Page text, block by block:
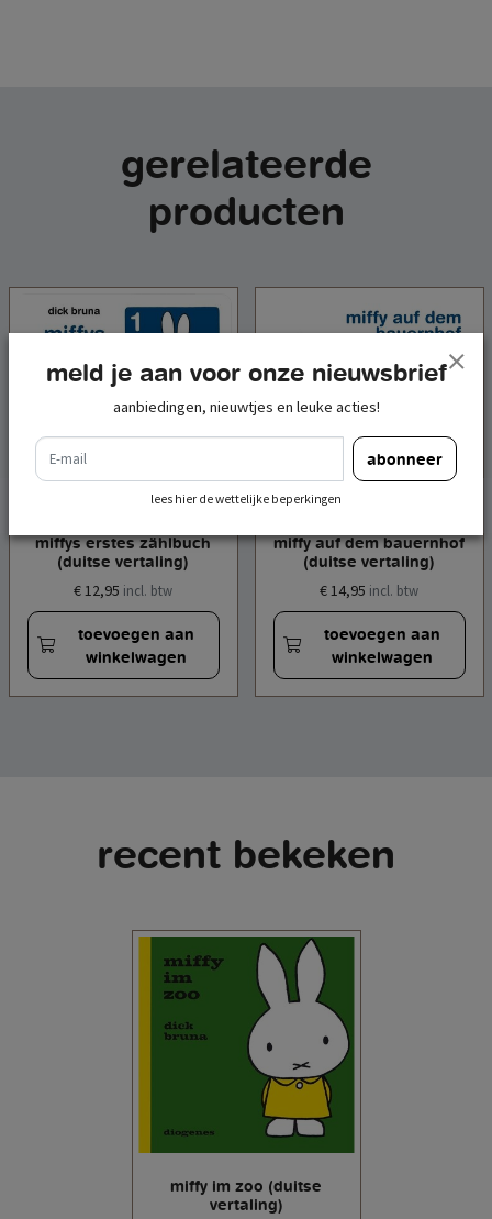
gerelateerde
producten
miffys erstes zählbuch
(duitse vertaling)
€ 12,95 incl. btw
toevoegen aan
winkelwagen
miffy auf dem bauernhof
(duitse vertaling)
€ 14,95 incl. btw
toevoegen aan
winkelwagen
recent bekeken
miffy im zoo (duitse
vertaling)
meld je aan voor onze nieuwsbrief
aanbiedingen, nieuwtjes en leuke acties!
e-mail
abonneer
lees hier de wettelijke beperkingen